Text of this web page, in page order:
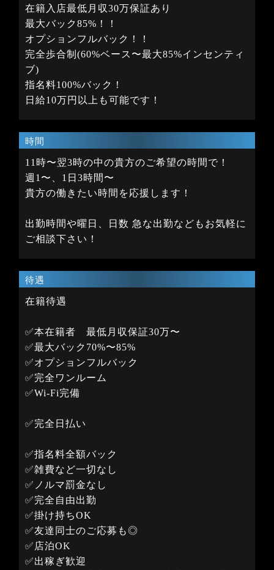
在籍入店最低月収30万保証あり
最大バック85%！！
オプションフルバック！！
完全歩合制(60%ベース〜最大85%インセンティ
ブ)
指名料100%バック！
日給10万円以上も可能です！
時間
11時〜翌3時の中の貴方のご希望の時間で！
週1〜、1日3時間〜
貴方の働きたい時間を応援します！
出勤時間や曜日、日数 急な出勤などもお気軽に
ご相談下さい！
待遇
在籍待遇
✅本在籍者 最低月収保証30万〜
✅最大バック70%〜85%
✅オプションフルバック
✅完全ワンルーム
✅Wi-Fi完備
✅完全日払い
✅指名料全額バック
✅雑費など一切なし
✅ノルマ罰金なし
✅完全自由出勤
✅掛け持ちOK
✅友達同士のご応募も◎
✅店泊OK
✅出稼ぎ歓迎